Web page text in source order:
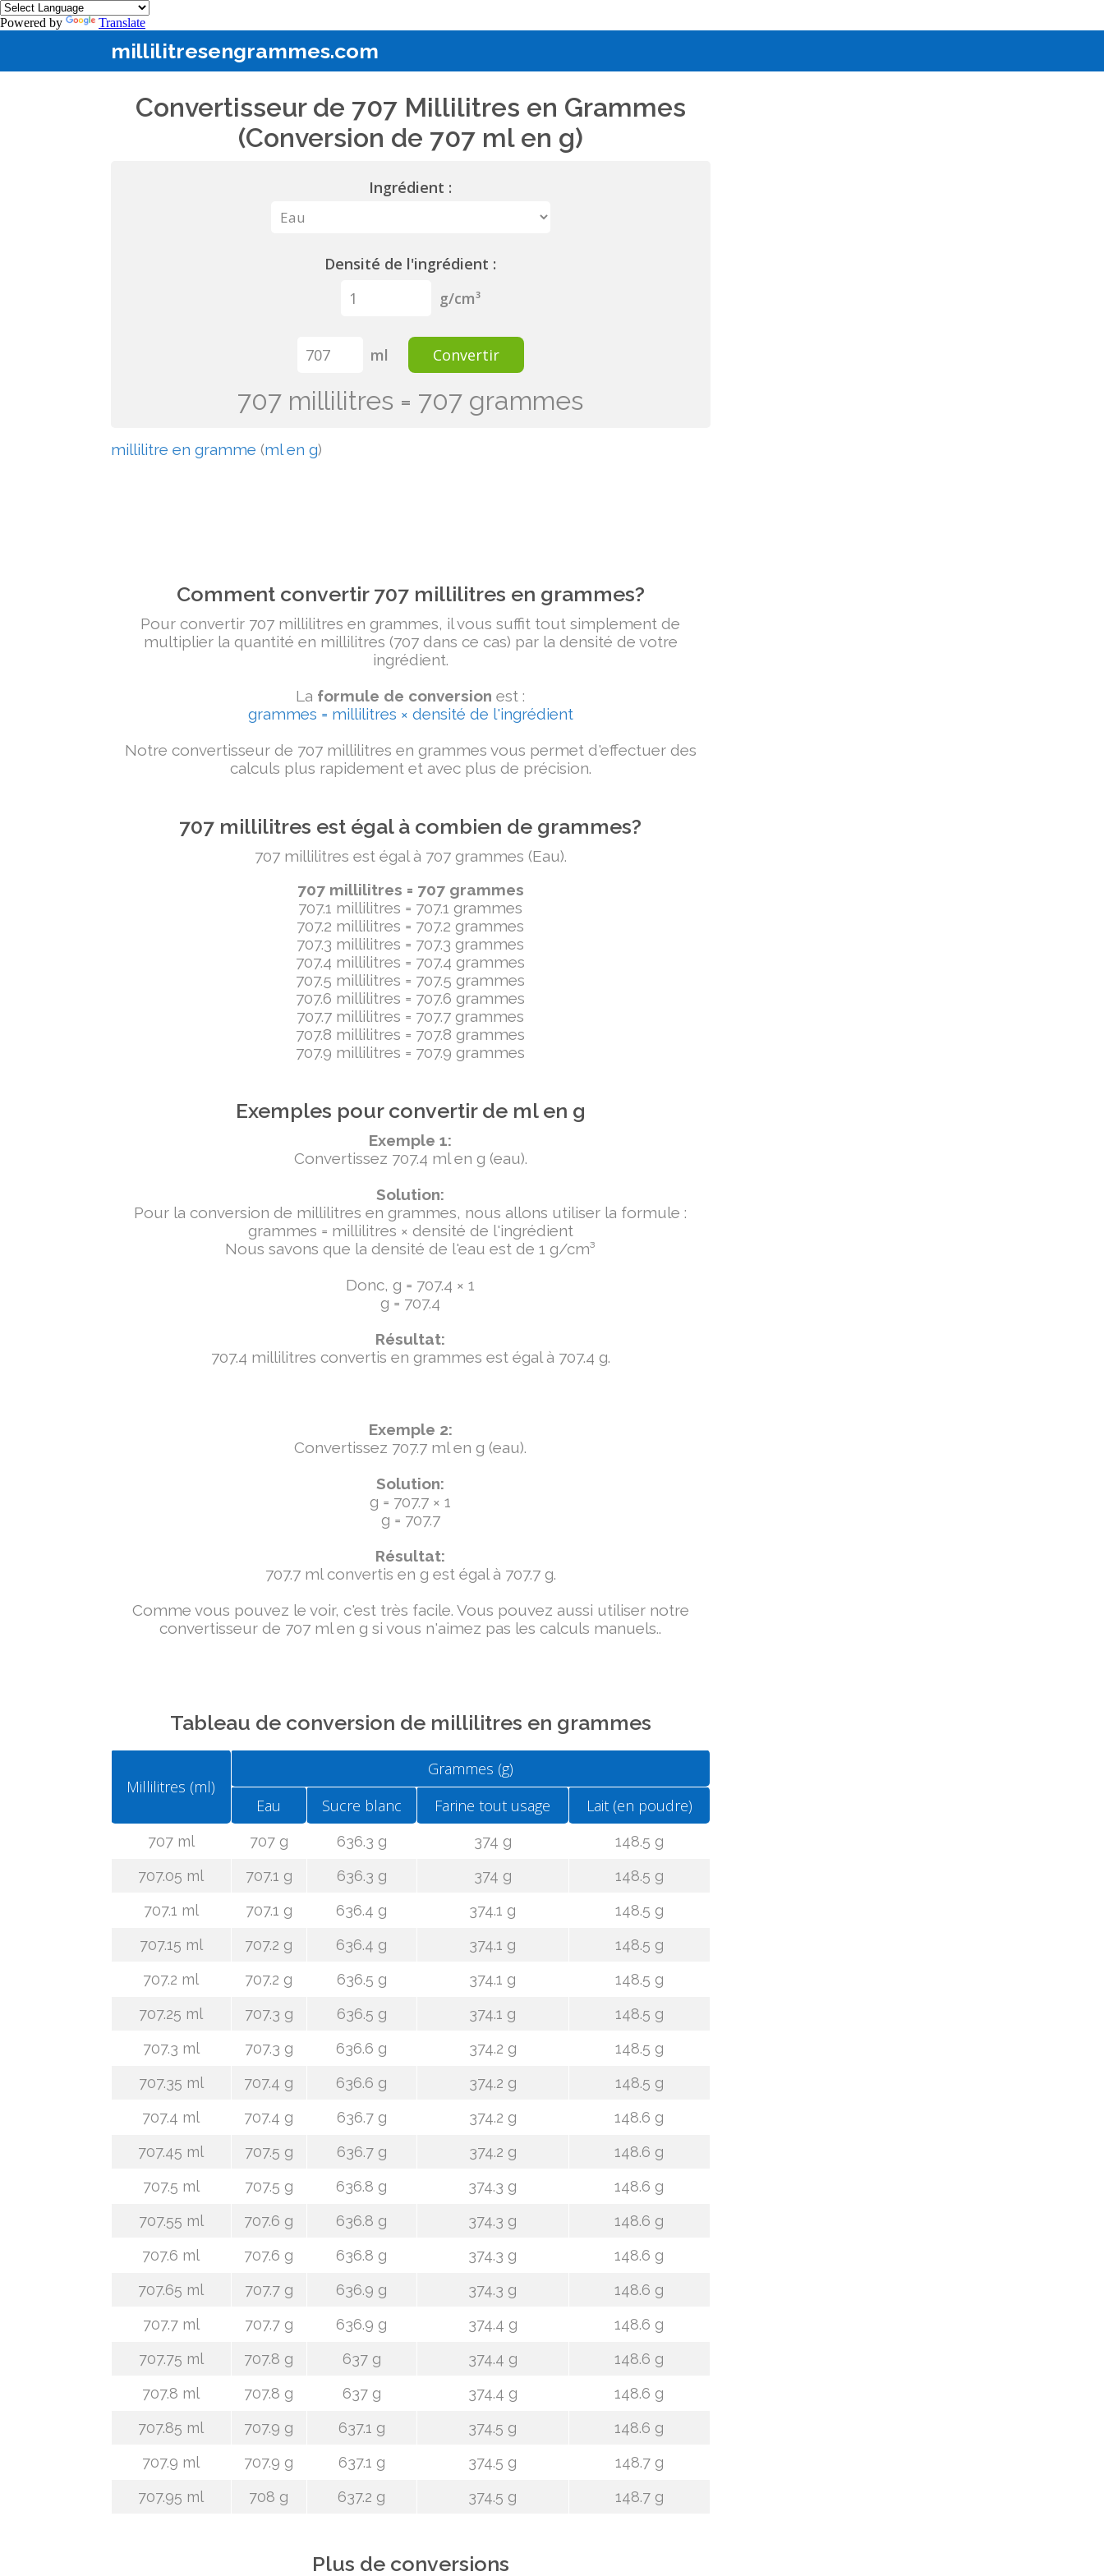
Powered by Translate
millilitresengrammes.com
Convertisseur de 707 Millilitres en Grammes
(Conversion de 707 ml en g)
Ingrédient :
Densité de l'ingrédient :
g/cm³
ml Convertir
707 millilitres = 707 grammes
millilitre en gramme (ml en g)
Comment convertir 707 millilitres en grammes?
Pour convertir 707 millilitres en grammes, il vous suffit tout simplement de
multiplier la quantité en millilitres (707 dans ce cas) par la densité de votre
ingrédient.
La formule de conversion est :
grammes = millilitres × densité de l'ingrédient
Notre convertisseur de 707 millilitres en grammes vous permet d'effectuer des
calculs plus rapidement et avec plus de précision.
707 millilitres est égal à combien de grammes?
707 millilitres est égal à 707 grammes (Eau).
707 millilitres = 707 grammes
707.1 millilitres = 707.1 grammes
707.2 millilitres = 707.2 grammes
707.3 millilitres = 707.3 grammes
707.4 millilitres = 707.4 grammes
707.5 millilitres = 707.5 grammes
707.6 millilitres = 707.6 grammes
707.7 millilitres = 707.7 grammes
707.8 millilitres = 707.8 grammes
707.9 millilitres = 707.9 grammes
Exemples pour convertir de ml en g
Exemple 1:
Convertissez 707.4 ml en g (eau).
Solution:
Pour la conversion de millilitres en grammes, nous allons utiliser la formule :
grammes = millilitres × densité de l'ingrédient
Nous savons que la densité de l'eau est de 1 g/cm³
Donc, g = 707.4 × 1
g = 707.4
Résultat:
707.4 millilitres convertis en grammes est égal à 707.4 g.
Exemple 2:
Convertissez 707.7 ml en g (eau).
Solution:
g = 707.7 × 1
g = 707.7
Résultat:
707.7 ml convertis en g est égal à 707.7 g.
Comme vous pouvez le voir, c'est très facile. Vous pouvez aussi utiliser notre
convertisseur de 707 ml en g si vous n'aimez pas les calculs manuels..
Tableau de conversion de millilitres en grammes
Millilitres (ml)
Grammes (g)
Eau
Sucre blanc Farine tout usage Lait (en poudre)
707 ml 707 g 636.3 g 374 g
148.5 g
707.05 ml
707.1 g 636.3 g 374 g
148.5 g
707.1 ml
707.1 g 636.4 g 374.1 g
148.5 g
707.15 ml
707.2 g 636.4 g 374.1 g
148.5 g
707.2 ml
707.2 g 636.5 g 374.1 g
148.5 g
707.25 ml
707.3 g 636.5 g 374.1 g
148.5 g
707.3 ml
707.3 g 636.6 g 374.2 g
148.5 g
707.35 ml
707.4 g 636.6 g 374.2 g
148.5 g
707.4 ml
707.4 g 636.7 g 374.2 g
148.6 g
707.45 ml
707.5 g 636.7 g 374.2 g
148.6 g
707.5 ml
707.5 g 636.8 g 374.3 g
148.6 g
707.55 ml
707.6 g 636.8 g 374.3 g
148.6 g
707.6 ml
707.6 g 636.8 g 374.3 g
148.6 g
707.65 ml
707.7 g 636.9 g 374.3 g
148.6 g
707.7 ml
707.7 g 636.9 g 374.4 g
148.6 g
707.75 ml
707.8 g 637 g 374.4 g
148.6 g
707.8 ml
707.8 g 637 g 374.4 g
148.6 g
707.85 ml
707.9 g 637.1 g 374.5 g
148.6 g
707.9 ml
707.9 g 637.1 g 374.5 g
148.7 g
707.95 ml
708 g 637.2 g 374.5 g 148.7 g
Plus de conversions